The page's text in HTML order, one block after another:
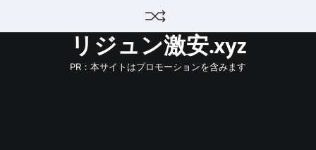
リジュン激安.xyz
PR：本サイトはプロモーションを含みます